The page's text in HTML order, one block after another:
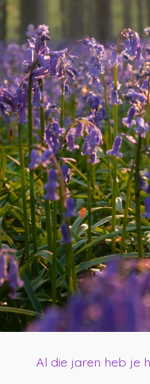
Al die jaren heb je